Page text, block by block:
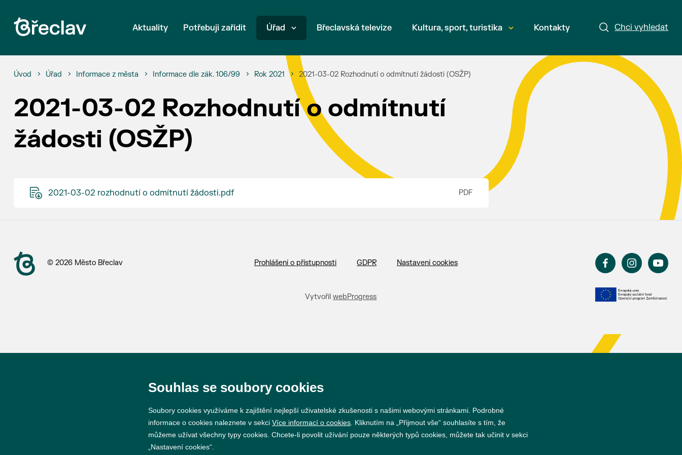
Chci vyhledat
Aktuality Potřebuji zařídit Úřad Břeclavská televize Kultura, sport, turistika Kontakty
Úvod Úřad Informace z města Informace dle zák. 106/99 Rok 2021 2021-03-02 Rozhodnutí o odmítnutí žádosti (OSŽP)
2021-03-02 Rozhodnutí o odmítnutí
žádosti (OSŽP)
2021-03-02 rozhodnutí o odmítnutí žádosti.pdf
© 2026 Město Břeclav Prohlášení o přístupnosti GDPR Nastavení cookies
VytvořilwebProgress
Souhlas se soubory cookies
Soubory cookies využíváme k zajištění nejlepší uživatelské zkušenosti s našimi webovými stránkami. Podrobné
informace o cookies naleznete v sekci Více informací o cookies . Kliknutím na „Přijmout vše“ souhlasíte s tím, že
můžeme užívat všechny typy cookies. Chcete-li povolit užívání pouze některých typů cookies, můžete tak učinit v sekci
„Nastavení cookies“.